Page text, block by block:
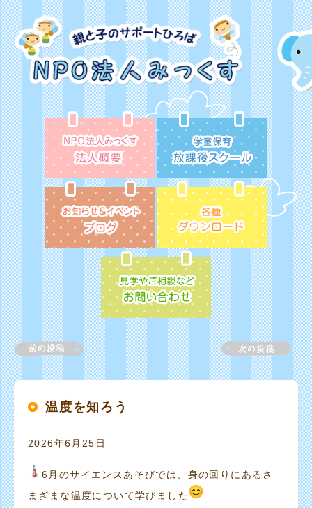
温度を知ろう
2026年6月25日
6月のサイエンスあそびでは、 身の回りにあるさ
まざまな温度について学びました